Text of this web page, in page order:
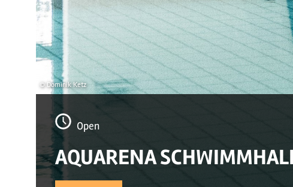
© Dominik Ketz
Open
AQUARENA